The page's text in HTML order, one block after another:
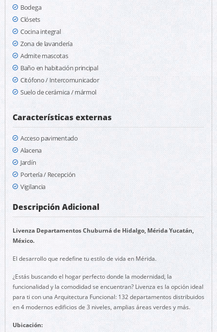
Bodega
Clósets
Cocina integral
Zona de lavandería
Admite mascotas
Baño en habitación principal
Citófono / Intercomunicador
Suelo de cerámica / mármol
Características externas
Acceso pavimentado
Alacena
Jardín
Portería / Recepción
Vigilancia
Descripción Adicional
Livenza Departamentos Chuburná de Hidalgo, Mérida Yucatán,
México.
El desarrollo que redefine tu estilo de vida en Mérida.
¿Estás buscando el hogar perfecto donde la modernidad, la
funcionalidad y la comodidad se encuentran? Livenza es la opción ideal
para ti con una Arquitectura Funcional: 132 departamentos distribuidos
en 4 modernos edificios de 3 niveles, amplias áreas verdes y más.
Ubicación: